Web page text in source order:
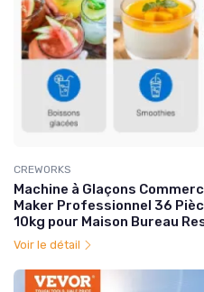
CREWORKS
Machine à Glaçons
Maker Professionnel 36
10kg pour Maison Bureau
Voir le détail